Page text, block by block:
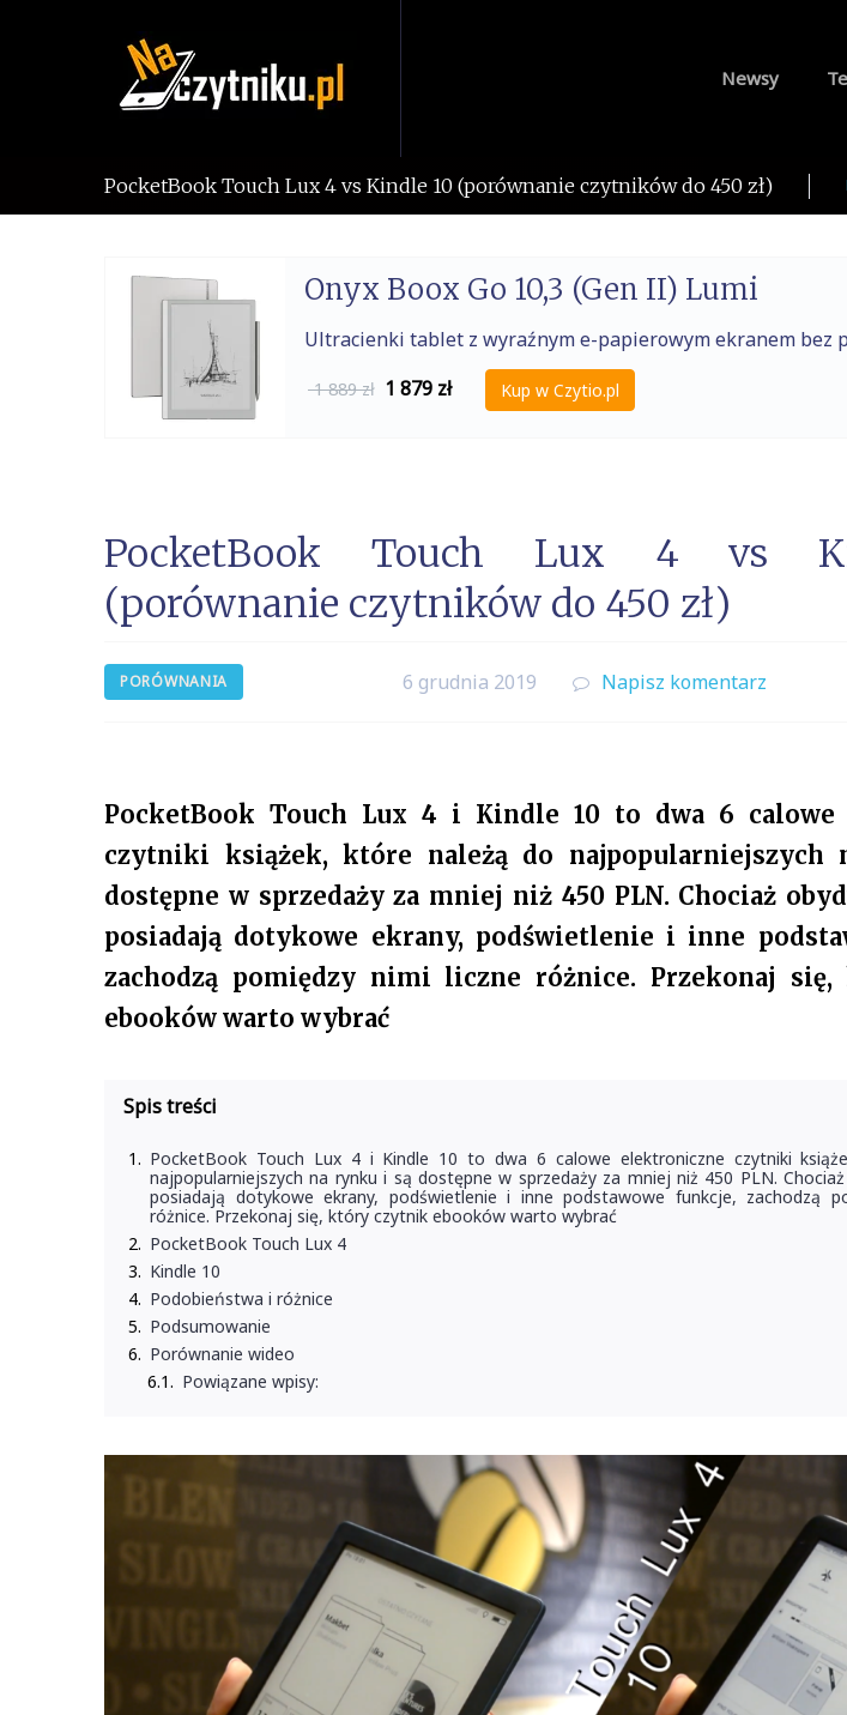
Newsy
PocketBook Touch Lux 4 vs Kindle 10 (porównanie czytników do 450 zł)
Onyx Boox Go 10,3 (Gen II) Lumi
Ultracienki tablet z wyraźnym e-papierowym ekranem bez
1 889 zł 1 879 zł Kup w Czytio.pl
PocketBook Touch Lux 4 vs
(porównanie czytników do 450 zł)
PORÓWNANIA 6 grudnia 2019 Napisz komentarz
PocketBook Touch Lux 4 i Kindle 10 to dwa 6 calowe
czytniki książek, które należą do
dostępne w sprzedaży za mniej niż 450 PLN. Chociaż
posiadają dotykowe ekrany, podświetlenie i inne
zachodzą pomiędzy nimi liczne różnice. Przekonaj
ebooków warto wybrać
Spis treści
PocketBook Touch Lux 4 i Kindle 10 to dwa 6 calowe elektroniczne czytniki
najpopularniejszych na rynku i są dostępne w sprzedaży za mniej niż 450 PLN.
posiadają dotykowe ekrany, podświetlenie i inne podstawowe funkcje, zachodzą
różnice. Przekonaj się, który czytnik ebooków warto wybrać
PocketBook Touch Lux 4
Kindle 10
Podobieństwa i różnice
Podsumowanie
Porównanie wideo
Powiązane wpisy: